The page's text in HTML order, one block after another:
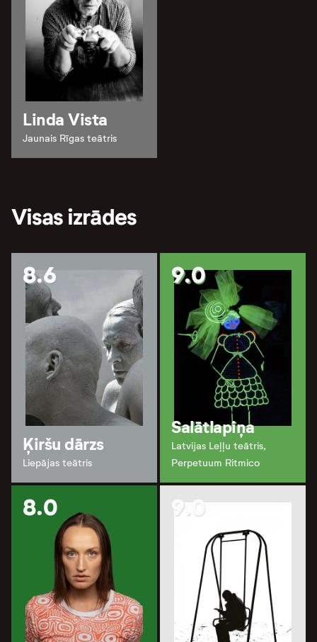
Linda Vista
Jaunais Rīgas teātris
Visas izrādes
8.6
Ķiršu dārzs
Liepājas teātris
9.0
Salātlapiņa
Latvijas Leļļu teātris,
Perpetuum Ritmico
8.0 9.0